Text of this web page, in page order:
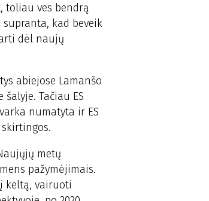
toliau ves bendrą
kad beveik
dėl naujų
abiejose Lamanšo
Tačiau ES
numatyta ir ES
metų
pažymėjimais.
keltą, vairuoti